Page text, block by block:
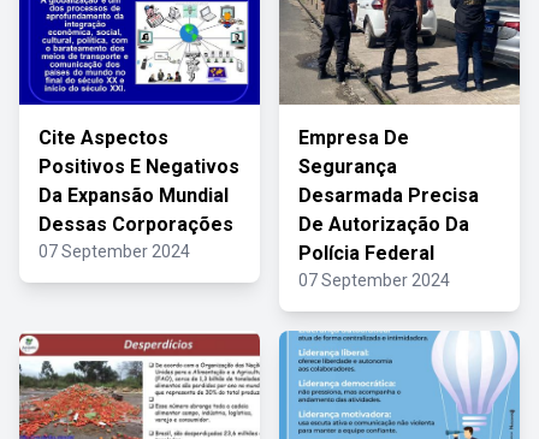
Cite Aspectos
Positivos E Negativos
Da Expansão Mundial
Dessas Corporações
07 September 2024
Empresa De
Segurança
Desarmada Precisa
De Autorização Da
Polícia Federal
07 September 2024